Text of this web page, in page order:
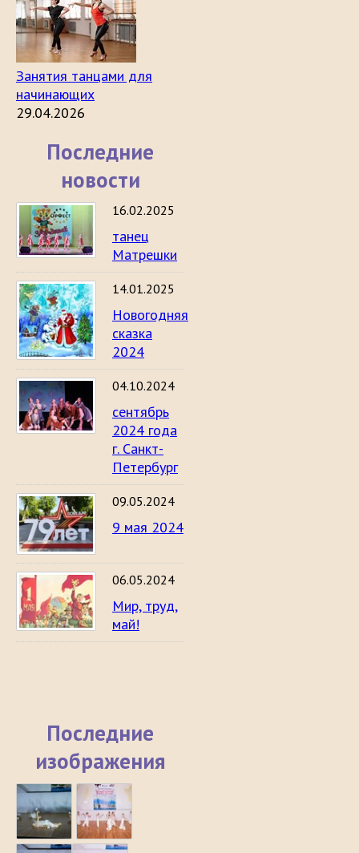
Занятия танцами для
начинающих
29.04.2026
Последние
новости
16.02.2025
танец
Матрешки
14.01.2025
Новогодняя
сказка
2024
04.10.2024
сентябрь
2024 года
г. Санкт-
Петербург
09.05.2024
9 мая 2024
06.05.2024
Мир, труд,
май!
Последние
изображения